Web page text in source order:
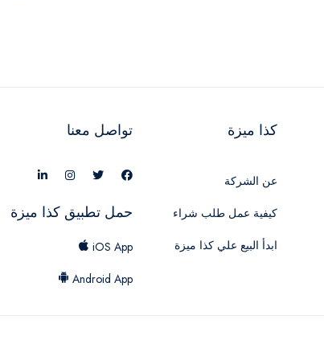
كذا ميزة
عن الشركة
كيفية عمل طلب شراء
ابدأ البيع علي كذا ميزة
تواصل معنا
حمل تطبيق كذا ميزة
iOS App
Android App